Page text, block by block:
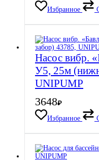
Избранное
Насос вибр.
У5, 25м
UNIPUMP
3648₽
Избранное